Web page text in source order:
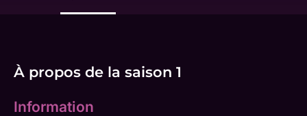
À propos de la saison 1
Information